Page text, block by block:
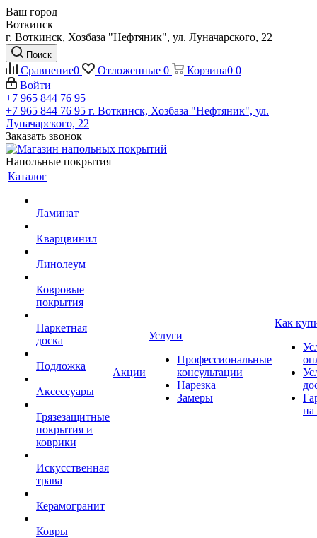
Ваш город
Воткинск
г. Воткинск, Хозбаза "Нефтяник", ул. Луначарского, 22
Поиск
Сравнение0 Отложенные 0 Корзина0 0
Войти
+7 965 844 76 95
+7 965 844 76 95 г. Воткинск, Хозбаза "Нефтяник", ул.
Луначарского, 22
Заказать звонок
Напольные покрытия
Каталог
Ламинат
Кварцвинил
Линолеум
Ковровые
покрытия
Паркетная
доска
Подложка
Аксессуары
Грязезащитные
покрытия и
коврики
Искусственная
трава
Керамогранит
Ковры
Акции
Услуги
Профессиональные
консультации
Нарезка
Замеры
Как
на